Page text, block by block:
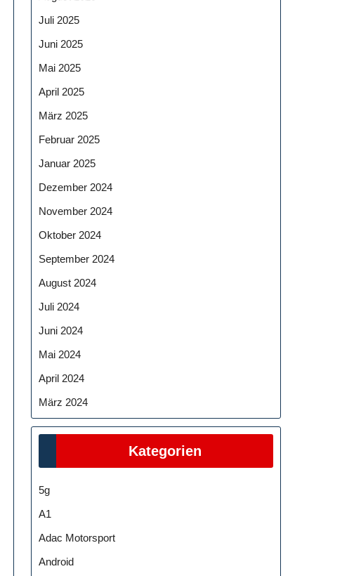
Juli 2025
Juni 2025
Mai 2025
April 2025
März 2025
Februar 2025
Januar 2025
Dezember 2024
November 2024
Oktober 2024
September 2024
August 2024
Juli 2024
Juni 2024
Mai 2024
April 2024
März 2024
Kategorien
5g
A1
Adac Motorsport
Android